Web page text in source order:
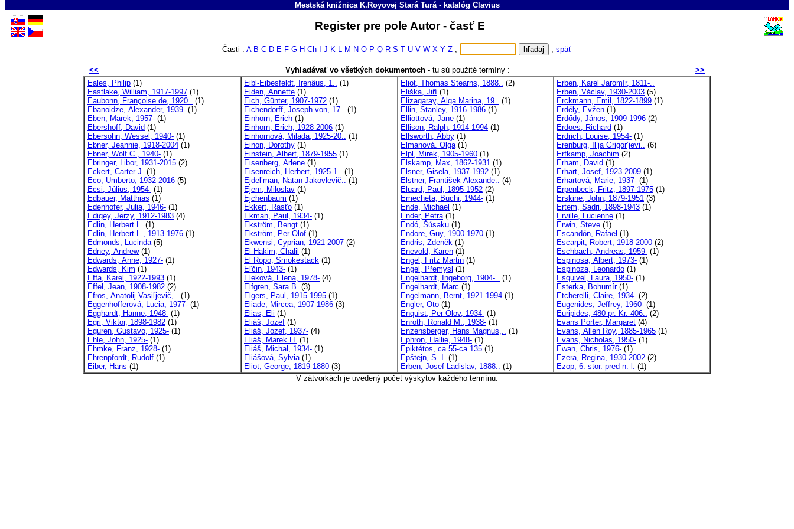
Mestská knižnica K.Royovej Stará Turá- katalóg Clavius
Register pre pole Autor - časť E
Časti : A B C D E F G H Ch J K L M N O P Q R S T U V W X Y Z , , späť
<< Vyhľadávať vo všetkých dokumentoch- tu sú použité termíny :
>>
Eales, Philip (1)
Eastlake, William, 1917-1997 (1)
Eaubonn, Françoise de, 1920.. (1)
Ebanoidze, Alexander, 1939- (1)
Eben, Marek, 1957- (1)
Ebershoff, David (1)
Ebersohn, Wessel, 1940- (1)
Ebner, Jeannie, 1918-2004 (1)
Ebner, Wolf C., 1940- (1)
Ebringer, Libor, 1931-2015 (2)
Eckert, Carter J. (1)
Eco, Umberto, 1932-2016 (5)
Ecsi, Július, 1954- (1)
Edbauer, Matthias (1)
Edenhofer, Julia, 1946- (1)
Edigey, Jerzy, 1912-1983 (4)
Edlin, Herbert L. (1)
Edlin, Herbert L., 1913-1976 (1)
Edmonds, Lucinda(5)
Edney, Andrew(1)
Edwards, Anne, 1927- (1)
Edwards, Kim (1)
Effa, Karel, 1922-1993 (1)
Effel, Jean, 1908-1982 (2)
Efros, Anatolij Vasiľjevič,.. (1)
Eggenhofferová, Lucia, 1977- (1)
Egghardt, Hanne, 1948- (1)
Egri, Viktor, 1898-1982 (1)
Eguren, Gustavo, 1925- (1)
Ehle, John, 1925- (1)
Ehmke, Franz, 1928- (1)
Ehrenpfordt, Rudolf (1)
Eiber, Hans (1)
Eibl-Eibesfeldt, Irenäus, 1.. (1)
Eiden, Annette (1)
Eich, Günter, 1907-1972 (1)
Eichendorff, Joseph von, 17.. (1)
Einhorn, Erich (1)
Einhorn, Erich, 1928-2006 (1)
Einhornová, Milada, 1925-20.. (1)
Einon, Dorothy (1)
Einstein, Albert, 1879-1955 (1)
Eisenberg, Arlene (1)
Eisenreich, Herbert, 1925-1.. (1)
Ejdel’man, Natan Jakovlevič.. (1)
Ejem, Miloslav (1)
Ejchenbaum (1)
Ekkert, Rasťo (1)
Ekman, Paul, 1934- (1)
Ekström, Bengt (1)
Ekström, Per Olof (1)
Ekwensi, Cyprian, 1921-2007 (2)
El Hakim, Chalil (1)
El Ropo, Smokestack (1)
Eľčin, 1943- (1)
Eleková, Elena, 1978- (4)
Elfgren, Sara B. (3)
Elgers, Paul, 1915-1995 (1)
Eliade, Mircea, 1907-1986 (3)
Elias, Eli (1)
Eliáš, Jozef (1)
Eliáš, Jozef, 1937- (4)
Eliáš, Marek H. (1)
Eliáš, Michal, 1934- (1)
Eliášová, Sylvia(1)
Eliot, George, 1819-1880 (3)
Eliot, Thomas Stearns, 1888.. (2)
Eliška, Jiří (1)
Elizagaray, Alga Marina, 19.. (1)
Ellin, Stanley, 1916-1986 (1)
Elliottová, Jane (1)
Ellison, Ralph, 1914-1994 (1)
Ellsworth, Abby (1)
Elmanová. Olga(1)
Elpl, Mirek, 1905-1960 (1)
Elskamp, Max, 1862-1931 (1)
Elsner, Gisela, 1937-1992 (1)
Elstner, František Alexande.. (4)
Eluard, Paul, 1895-1952 (2)
Emecheta, Buchi, 1944- (1)
Ende, Michael (1)
Ender, Petra(1)
Endó, Šúsaku (1)
Endore, Guy, 1900-1970 (1)
Endris, Zdeněk (1)
Enevold, Karen (1)
Engel, Fritz Martin (1)
Engel, Přemysl (1)
Engelhardt, Ingeborg, 1904-.. (1)
Engelhardt, Marc (1)
Engelmann, Bernt, 1921-1994 (1)
Engler, Oto (1)
Enquist, Per Olov, 1934- (1)
Enroth, Ronald M., 1938- (1)
Enzensberger, Hans Magnus,.. (1)
Ephron, Hallie, 1948- (1)
Epiktétos, ca 55-ca 135 (1)
Epštejn, S. I. (1)
Erben, Josef Ladislav, 1888.. (1)
Erben, Karel Jaromír, 1811-..
Erben, Václav, 1930-2003 (5)
Erckmann, Emil, 1822-1899 (1)
Erdély, Evžen (1)
Erdődy, János, 1909-1996 (2)
Erdoes, Richard (1)
Erdrich, Louise, 1954- (1)
Erenburg, Il’ja Grigor’jevi.. (6)
Erfkamp, Joachim (2)
Erham, David (1)
Erhart, Josef, 1923-2009 (1)
Erhartová, Marie, 1937- (1)
Erpenbeck, Fritz, 1897-1975 (1)
Erskine, John, 1879-1951 (3)
Ertem, Sadri, 1898-1943 (1)
Erville, Lucienne (1)
Erwin, Steve (1)
Escandón, Rafael (1)
Escarpit, Robert, 1918-2000 (2)
Eschbach, Andreas, 1959- (1)
Espinosa, Albert, 1973- (1)
Espinoza, Leonardo (1)
Esquivel, Laura, 1950- (1)
Esterka, Bohumír(1)
Etcherelli, Claire, 1934- (2)
Eugenides, Jeffrey, 1960- (1)
Euripides, 480 pr. Kr.-406.. (2)
Evans Porter, Margaret (4)
Evans, Allen Roy, 1885-1965 (1)
Evans, Nicholas, 1950- (1)
Ewan, Chris, 1976- (1)
Ezera, Regina, 1930-2002 (2)
Ezop, 6. stor. pred n. l. (1)
V zátvorkách je uvedený počet výskytov každého termínu.